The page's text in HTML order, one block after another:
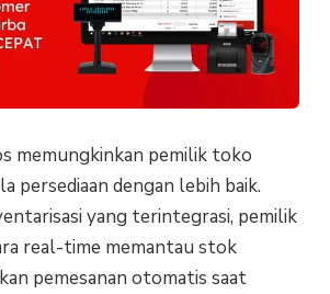
memungkinkan pemilik toko
persediaan dengan lebih baik.
yang terintegrasi, pemilik
real-time memantau stok
pemesanan otomatis saat